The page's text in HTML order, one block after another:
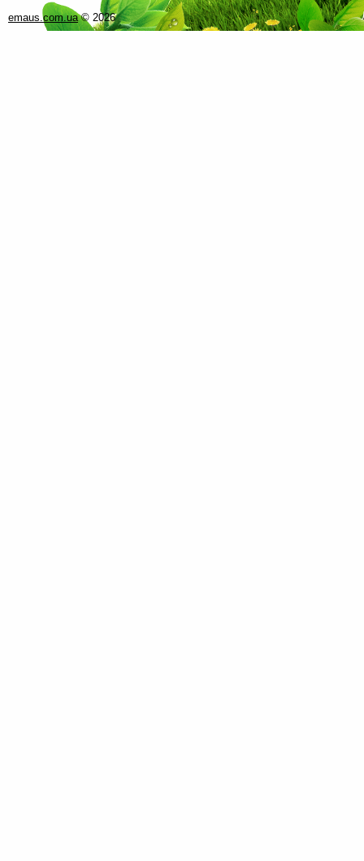
emaus.com.ua© 2026